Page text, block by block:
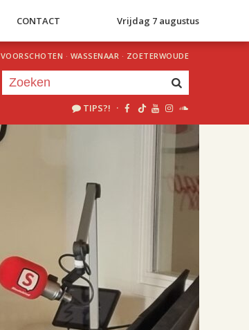
CONTACT Vrijdag 7 augustus
VOORSCHOTEN · WASSENAAR · ZOETERWOUDE
TIPS?! ·
uur 1 van 2
Volgend uur